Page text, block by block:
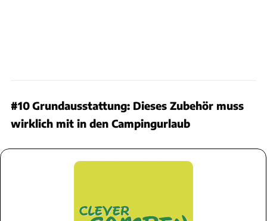
#10Grundausstattung: Dieses Zubehör muss
wirklich mit in den Campingurlaub